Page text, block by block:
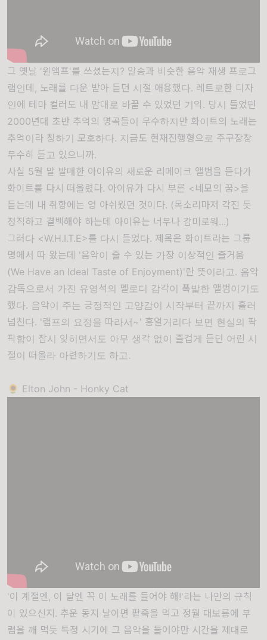
그 옛날 '윈앰프'를 쓰셨는지? 알송과 비슷한 음악 재생 프로그
램인데, 노래를 다운 받아 듣던 시절 애용했다. 레트로한 디자
인에 테마 컬러도 내 맘대로 바꿀 수 있었던 기억. 당시 들었던
2000년대 초반 추억의 명곡들이 무수하지만 화이트의 노래는
추억이라 칭하기 모호하다. 지금도 현재진행형으로 주구장창
무수히 듣고 있으니까.
사실 5월 말 발매한 아이유의 새로운 리메이크 앨범을 듣다가
화이트를 다시 떠올렸다. 아이유가 다시 부른 <네모의 꿈>을
듣는데 내 취향에는 영 아쉬웠던 것이다. (목소리마저 각진 듯
정직하고 결백해야 하는데 아이유는 너무나 감미로워...)
그러다 <W.H.I.T.E>를 다시 들었다. 제목은 화이트라는 그룹
명에서 따 왔는데 '음악이 줄 수 있는 가장 이상적인 즐거움
(We Have an Ideal Taste of Enjoyment)'란 뜻이라고. 음악
감독으로서 가진 유영석의 멜로디 감각이 폭발한 앨범이기도
했다. 음악이 주는 긍정적인 고양감이 시작부터 끝까지 흘러
넘친다. '램프의 요정을 따라서~' 흥얼거리다 보면 현실의 팍
팍함이 잠시 잊히면서도 아무 생각 없이 즐겁게 듣던 어린 시
절이 떠올라 아련하기도 하고.
🌻 Elton John - Honky Cat
'이 계절엔, 이 달엔 꼭 이 노래를 들어야 해!'라는 나만의 규칙
이 있으신지. 추운 동지 날이면 팥죽을 먹고 정월 대보름에 부
럼을 깨 먹듯 특정 시기에 그 음악을 들어야만 시간을 제대로